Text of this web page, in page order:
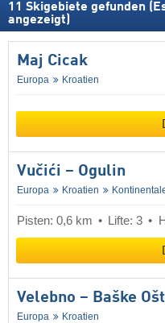
11 Skigebiete gefunden
angezeigt)
Maj Cicak
Europa Kroatien
Vučići – Ogulin
Europa Kroatien
Pisten: 0,6 km Lifte: 3
Velebno – Baške
Europa Kroatien